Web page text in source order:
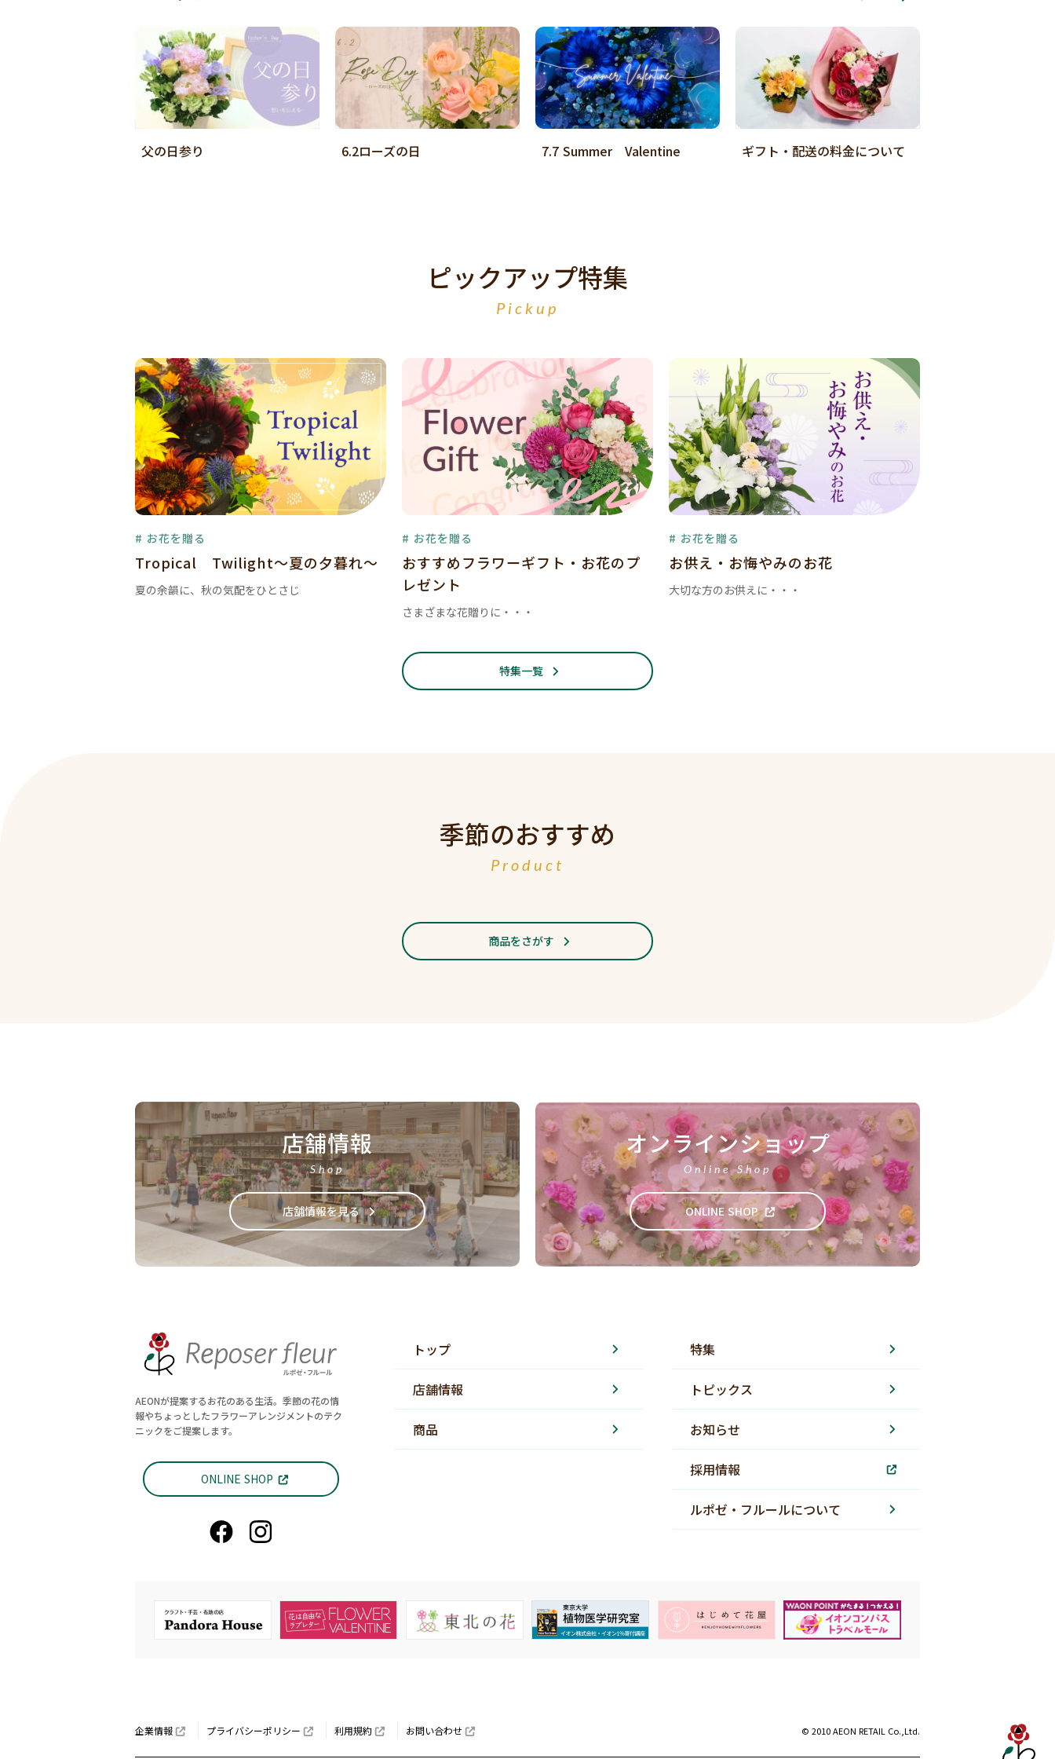
父の日参り 6.2ローズの日 7.7 Summer Valentine ギフト・配送の料金について
ピックアップ特集
Pickup
# お花を贈る
Tropical Twilight～夏の夕暮れ～
夏の余韻に、秋の気配をひとさじ
# お花を贈る
おすすめフラワーギフト・お花のプ
レゼント
さまざまな花贈りに・・・
# お花を贈る
お供え・お悔やみのお花
大切な方のお供えに・・・
特集一覧
季節のおすすめ
Product
商品をさがす
店舗情報
Shop
店舗情報を見る
オンラインショップ
Online Shop
ONLINE SHOP
AEONが提案するお花のある生活。季節の花の情
報やちょっとしたフラワーアレンジメントのテク
ニックをご提案します。
ONLINE SHOP
トップ
店舗情報
商品
特集
トピックス
お知らせ
採用情報
ルポゼ・フルールについて
企業情報 プライバシーポリシー 利用規約 お問い合わせ © 2010 AEON RETAIL Co.,Ltd.